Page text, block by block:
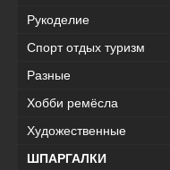
Рукоделие
Спорт отдых туризм
Разные
Хобби ремёсла
Художественные
ШПАРГАЛКИ